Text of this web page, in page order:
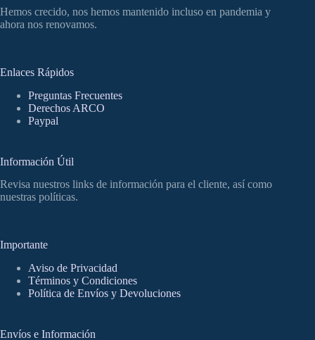
Hemos crecido, nos hemos mantenido incluso en pandemia y
ahora nos renovamos.
Enlaces Rápidos
Preguntas Frecuentes
Derechos ARCO
Paypal
Información Útil
Revisa nuestros links de información para el cliente, así como
nuestras políticas.
Importante
Aviso de Privacidad
Términos y Condiciones
Política de Envíos y Devoluciones
Envíos e Información